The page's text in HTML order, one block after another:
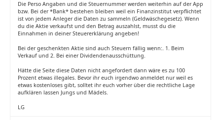
Die Perso Angaben und die Steuernummer werden weiterhin auf der App
bzw. Bei der *Bank* bestehen bleiben weil ein Finanzinstitut verpflichtet
ist von jedem Anleger die Daten zu sammeln (Geldwäschegesetz). Wenn
du die Aktie verkaufst und den Betrag auszahlst, musst du die
Einnahmen in deiner Steuererklärung angeben!
Bei der geschenkten Aktie sind auch Steuern fällig wenn:. 1. Beim
Verkauf und 2. Bei einer Dividendenausschüttung.
Hätte die Seite diese Daten nicht angefordert dann wäre es zu 100
Prozent etwas illegales. Bevor ihr euch irgendwo anmeldet nur weil es
etwas kostenloses gibt, solltet ihr euch vorher über die rechtliche Lage
aufklären lassen Jungs und Mädels.
LG